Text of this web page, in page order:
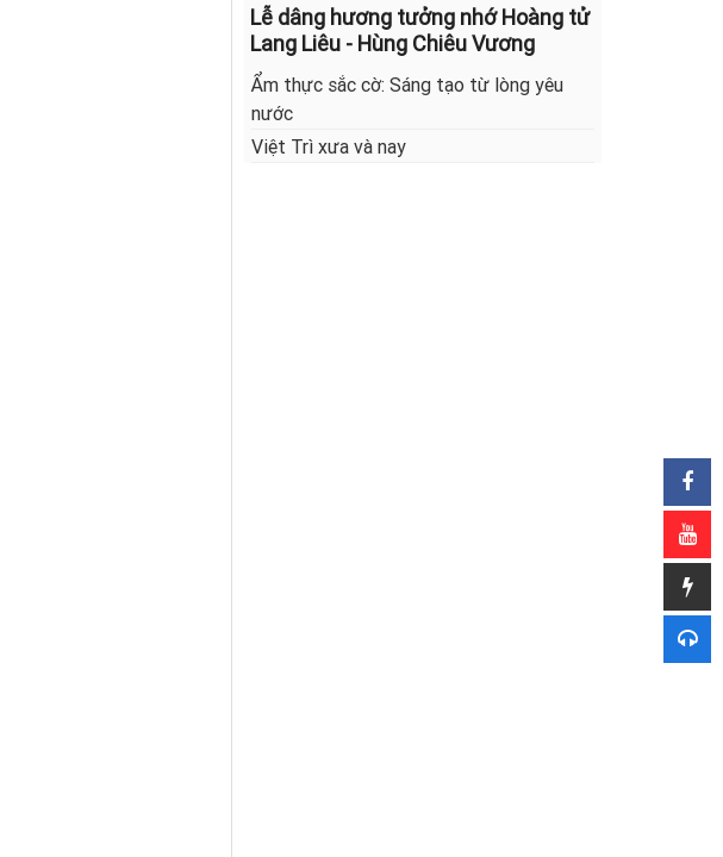
Lễ dâng hương tưởng nhớ Hoàng tử
Lang Liêu - Hùng Chiêu Vương
Ẩm thực sắc cờ: Sáng tạo từ lòng yêu
nước
Việt Trì xưa và nay